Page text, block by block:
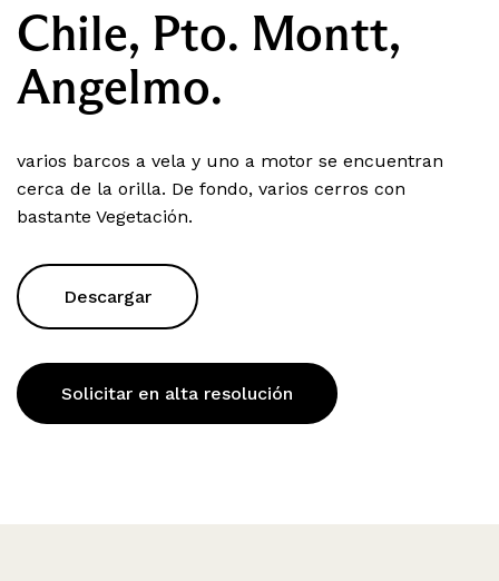
Chile, Pto. Montt,
Angelmo.
varios barcos a vela y uno a motor se encuentran
cerca de la orilla. De fondo, varios cerros con
bastante Vegetación.
Descargar
Solicitar en alta resolución